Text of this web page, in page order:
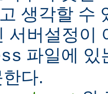
생각할 수
서버설정이
파일에 있
다.